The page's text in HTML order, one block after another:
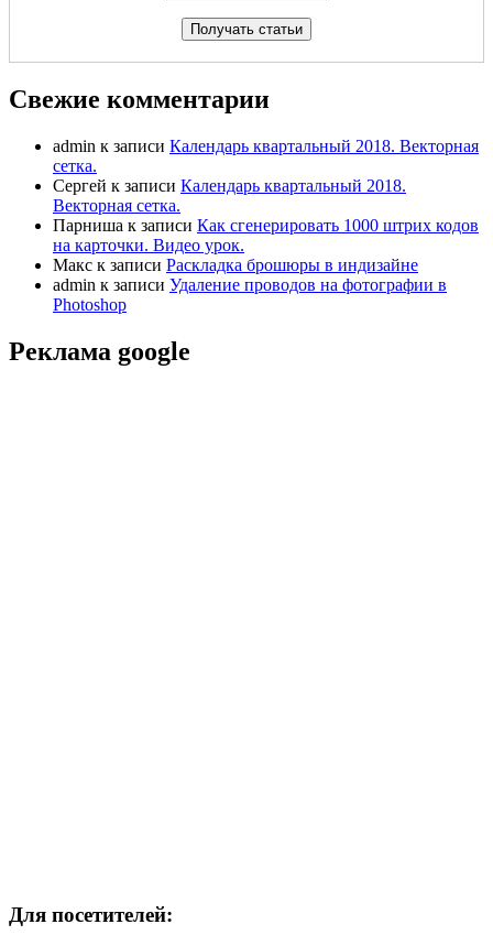
Свежие комментарии
admin к записи Календарь квартальный 2018. Векторная
сетка.
Сергей к записи Календарь квартальный 2018.
Векторная сетка.
Парниша к записи Как сгенерировать 1000 штрих кодов
на карточки. Видео урок.
Макс к записи Раскладка брошюры в индизайне
admin к записи Удаление проводов на фотографии в
Photoshop
Реклама google
Для посетителей: